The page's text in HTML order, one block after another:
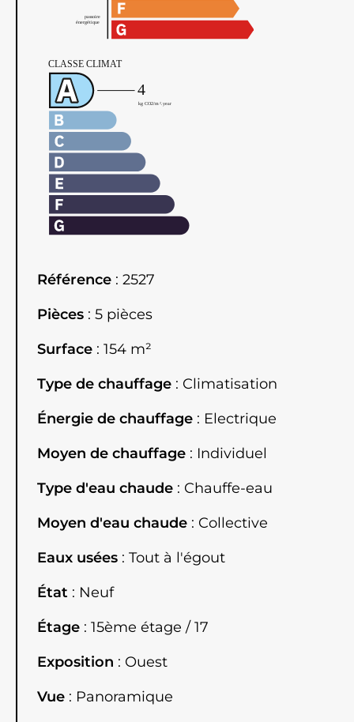
Référence
2527
Pièces
5 pièces
Surface
154 m²
Type de chauffage
Climatisation
Énergie de chauffage
Electrique
Moyen de chauffage
Individuel
Type d'eau chaude
Chauffe-eau
Moyen d'eau chaude
Collective
Eaux usées
Tout à l'égout
État
Neuf
Étage
15ème étage / 17
Exposition
Ouest
Vue
Panoramique